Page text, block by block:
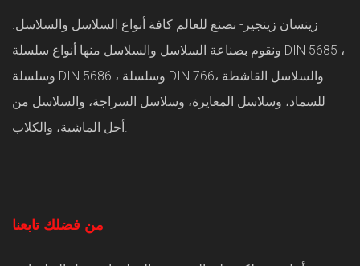
زينسان زينجير- نصنع للعالم كافة أنواع السلاسل والسلاسل.
ونقوم بصناعة السلاسل والسلاسل منها أنواع سلسلة DIN 5685 ،
وسلسلة DIN 5686 ، وسلسلة DIN 766، والسلاسل القاشطة
للسماد، وسلاسل المعايرة، وسلاسل السراجة، والسلاسل من
أجل الماشية، والكلاب.
من فضلك تابعنا